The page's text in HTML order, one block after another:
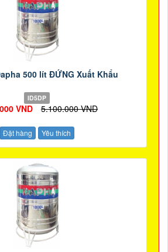
500 lít ĐỨNG Xuất Khẩu
ID5DP
VND 5.100.000 VND
Đặt hàng Yêu thích